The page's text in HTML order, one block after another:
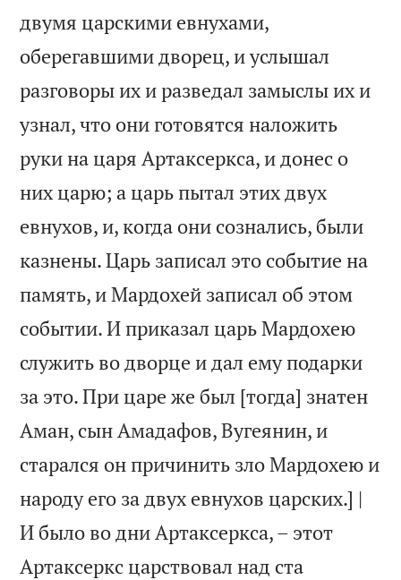
двумя царскими евнухами,
оберегавшими дворец, и услышал
разговоры их и разведал замыслы их и
узнал, что они готовятся наложить
руки на царя Артаксеркса, и донес о
них царю; а царь пытал этих двух
евнухов, и, когда они сознались, были
казнены. Царь записал это событие на
память, и Мардохей записал об этом
событии. И приказал царь Мардохею
служить во дворце и дал ему подарки
за это. При царе же был [тогда] знатен
Аман, сын Амадафов, Вугеянин, и
старался он причинить зло Мардохею и
народу его за двух евнухов царских.] |
И было во дни Артаксеркса, – этот
Артаксеркс царствовал над ста